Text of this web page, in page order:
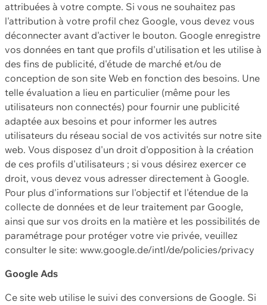
attribuées à votre compte. Si vous ne souhaitez pas
l'attribution à votre profil chez Google, vous devez vous
déconnecter avant d'activer le bouton. Google enregistre
vos données en tant que profils d'utilisation et les utilise à
des fins de publicité, d'étude de marché et/ou de
conception de son site Web en fonction des besoins. Une
telle évaluation a lieu en particulier (même pour les
utilisateurs non connectés) pour fournir une publicité
adaptée aux besoins et pour informer les autres
utilisateurs du réseau social de vos activités sur notre site
web. Vous disposez d'un droit d'opposition à la création
de ces profils d'utilisateurs ; si vous désirez exercer ce
droit, vous devez vous adresser directement à Google.
Pour plus d'informations sur l'objectif et l'étendue de la
collecte de données et de leur traitement par Google,
ainsi que sur vos droits en la matière et les possibilités de
paramétrage pour protéger votre vie privée, veuillez
consulter le site: www.google.de/intl/de/policies/privacy
Google Ads
Ce site web utilise le suivi des conversions de Google. Si